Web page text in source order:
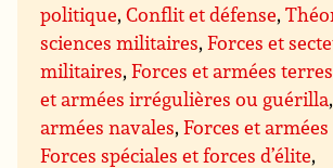
politique,Conflit et défense,
sciences militaires,Forces et
militaires,Forces et armées
et armées irrégulières ou guérilla
armées navales,Forces et
Forces spéciales et forces d’élite,